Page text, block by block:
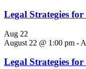
Legal Strategies
Aug 22
August 22 @ 1:00 pm -
Legal Strategies